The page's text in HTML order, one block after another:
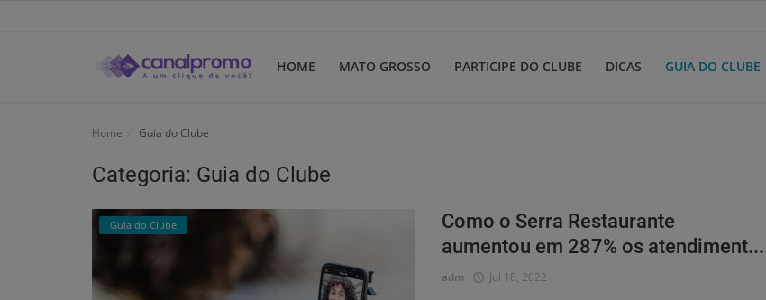
HOME MATO GROSSO PARTICIPE DO CLUBE DICAS GUIA DO CLUBE
Mato Grosso
Participe do Clube
Guia do Clube
Home Guia do Clube
Categoria: Guia do Clube
Guia do Clube
Como o Serra Restaurante
aumentou em 287% os atendiment...
adm Jul 18, 2022